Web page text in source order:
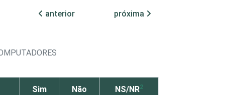
anterior
próxima
Sim Não NS/NR2